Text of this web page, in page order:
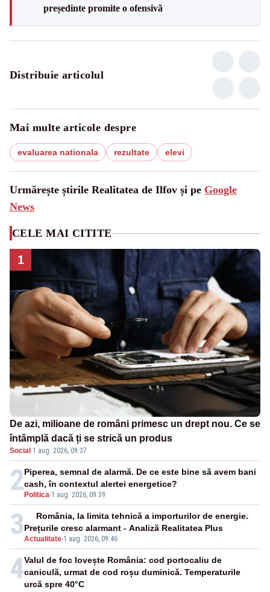
președinte promite o ofensivă
Distribuie articolul
Mai multe articole despre
evaluarea nationala rezultate elevi
Urmărește știrile Realitatea de Ilfov și pe Google
News
CELE MAI CITITE
1
De azi, milioane de români primesc un drept nou. Ce se
întâmplă dacă ți se strică un produs
Social ·1 aug. 2026, 09:37
2 Politica-1 aug. 2026, 09:39
Piperea, semnal de alarmă. De ce este bine să avem bani
cash, în contextul alertei energetice?
3Actualitate-1 aug. 2026, 09:46
România, la limita tehnică a importurilor de energie.
Prețurile cresc alarmant - Analiză Realitatea Plus
4Valul de foc lovește România: cod portocaliu de
caniculă, urmat de cod roșu duminică. Temperaturile
urcă spre 40°C